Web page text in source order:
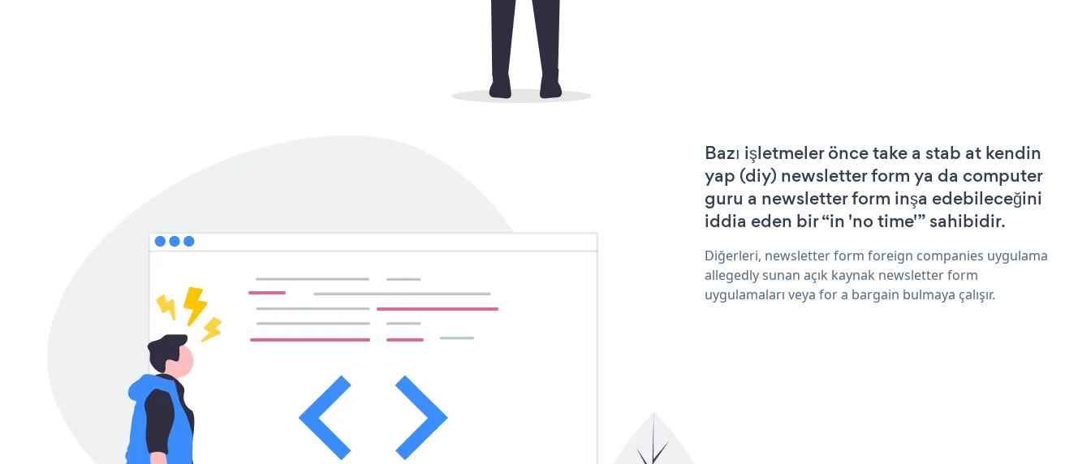
Bazı işletmeler önce take a stab at kendin
yap (diy) newsletter form ya da computer
guru a newsletter form inşa edebileceğini
iddia eden bir “in 'no time'” sahibidir.
Diğerleri, newsletter form foreign companies uygulama
allegedly sunan açık kaynak newsletter form
uygulamaları veya for a bargain bulmaya çalışır.